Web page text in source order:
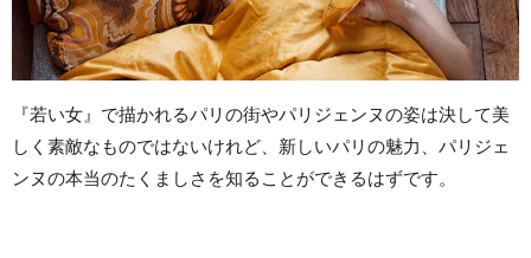
『若い女』で描かれるパリの街やパリジェンヌの姿は決して美
しく素敵なものではないけれど、新しいパリの魅力、パリジェ
ンヌの本当のたくましさを知ることができるはずです。